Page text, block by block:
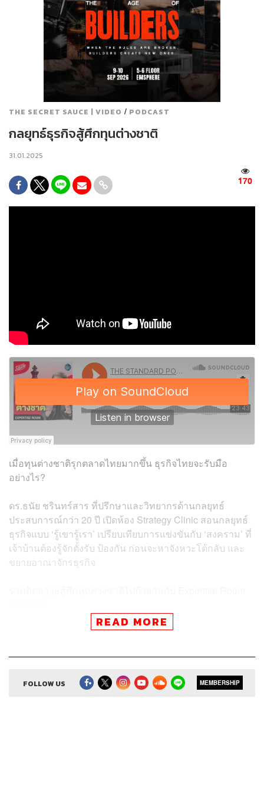
THE SECRET SAUCE | VIDEO / PODCAST
กลยุทธ์ธุรกิจสู้ศึกทุนต่างชาติ
31.01.2025
170
เมื่อทุนต่างชาติรุกตลาดไทยมากขึ้น ธุรกิจไทยจะรับมือ
อย่างไร?
ดร.ธนัย ชรินทร์สาร ที่ปรึกษาและวิทยากรด้านกลยุทธ์
ประสบการณ์กว่า 20 ปี เปิดห้อง Strategy Clinic สอนกลยุทธ์
ธุรกิจแบบ ‘รู้เขารู้เรา’ เปรียบเทียบการแข่งขันกับ ‘สงคราม’ ที่
เจ้าบ้านต้องรู้จักตั้งรับ ป้องกัน ก่อนจะหาจังหวะโต้กลับ และ
ขยายอาณาจักรธุรกิจ
ผ่านแอปพลิเคชันต่างๆ ที่คุณสะดวกหรือใช้อยู่แล้วได้เลย
READ MORE
FOLLOW US MEMBERSHIP